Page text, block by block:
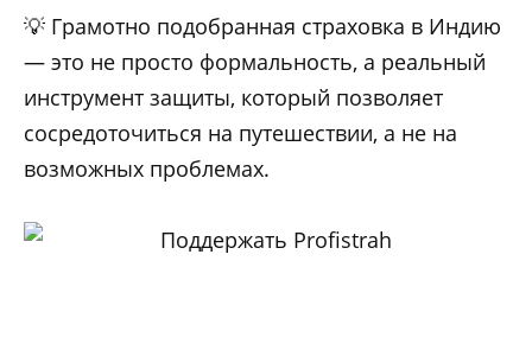
💡 Грамотно подобранная страховка в Индию
— это не просто формальность, а реальный
инструмент защиты, который позволяет
сосредоточиться на путешествии, а не на
возможных проблемах.